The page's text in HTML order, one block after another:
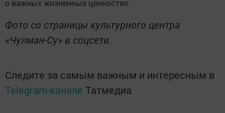
о важных жизненных ценностях.
Фото со страницы культурного центра
«Чулман-Су» в соцсети.
Следите за самым важным и интересным в
Telegram-канале Татмедиа